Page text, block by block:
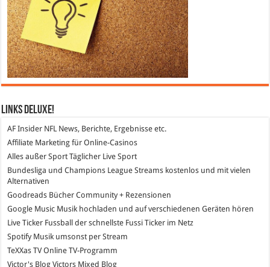
Links DeLuXe!
AF Insider NFL News, Berichte, Ergebnisse etc.
Affiliate Marketing für Online-Casinos
Alles außer SportTäglicher Live Sport
Bundesliga und Champions League Streams kostenlos und mit vielen
Alternativen
Goodreads Bücher Community + Rezensionen
Google Music Musik hochladen und auf verschiedenen Geräten hören
Live Ticker Fussball
der schnellste Fussi Ticker im Netz
SpotifyMusik umsonst per Stream
TeXXas TVOnline TV-Programm
Victor's Blog Victors Mixed Blog